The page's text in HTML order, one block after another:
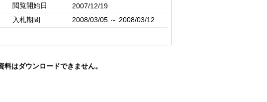
閲覧開始日
2007/12/19
入札期間
2008/03/05 ～ 2008/03/12
料はダウンロードできません。